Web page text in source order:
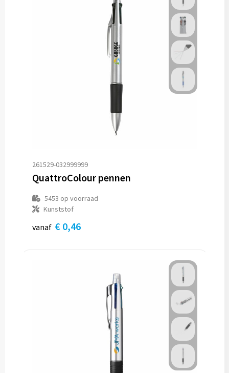
261529-032999999
QuattroColour pennen
5453 op voorraad
Kunststof
vanaf € 0,46